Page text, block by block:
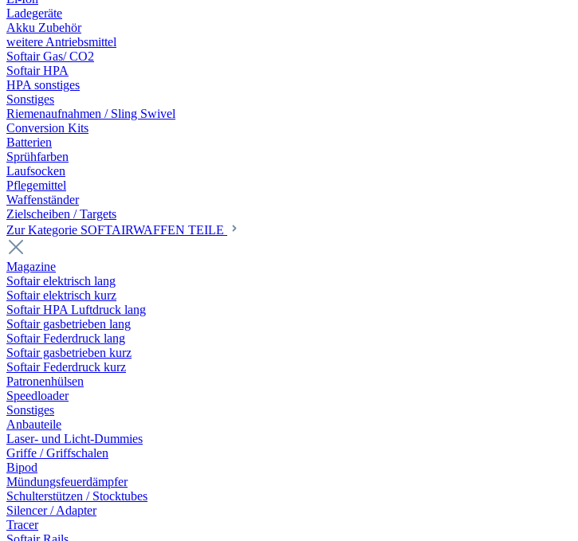
Ladegeräte
Akku Zubehör
weitere Antriebsmittel
Softair Gas/ CO2
Softair HPA
HPA sonstiges
Sonstiges
Riemenaufnahmen / Sling Swivel
Conversion Kits
Batterien
Sprühfarben
Laufsocken
Pflegemittel
Waffenständer
Zielscheiben / Targets
Zur Kategorie SOFTAIRWAFFEN TEILE
Magazine
Softair elektrisch lang
Softair elektrisch kurz
Softair HPA Luftdruck lang
Softair gasbetrieben lang
Softair Federdruck lang
Softair gasbetrieben kurz
Softair Federdruck kurz
Patronenhülsen
Speedloader
Sonstiges
Anbauteile
Laser- und Licht-Dummies
Griffe / Griffschalen
Bipod
Mündungsfeuerdämpfer
Schulterstützen / Stocktubes
Silencer / Adapter
Tracer